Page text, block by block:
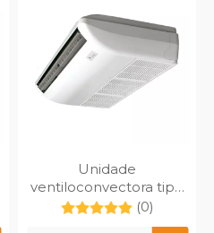
Unidade
ventiloconvectora tipo
montada no teto e no
piso MFP-170ZDM
(0)